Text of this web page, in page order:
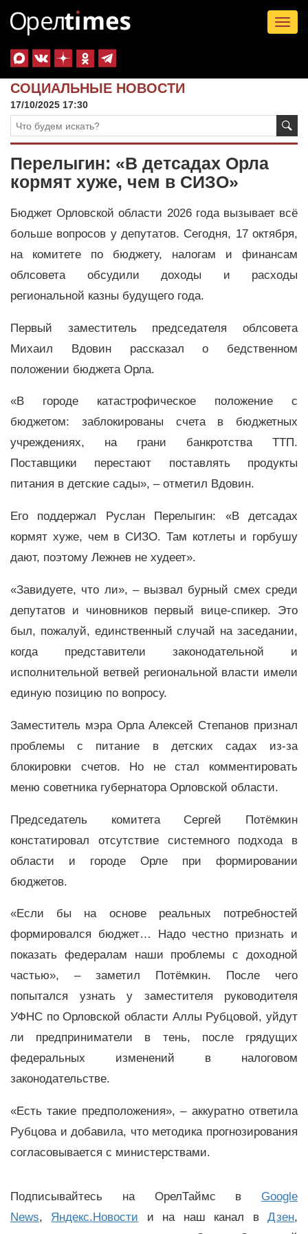
СОЦИАЛЬНЫЕ НОВОСТИ
17/10/2025 17:30
Перелыгин: «В детсадах Орла
кормят хуже, чем в СИЗО»
Бюджет Орловской области 2026 года вызывает всё
больше вопросов у депутатов. Сегодня, 17 октября,
на комитете по бюджету, налогам и финансам
облсовета обсудили доходы и расходы
региональной казны будущего года.
Первый заместитель председателя облсовета
Михаил Вдовин рассказал о бедственном
положении бюджета Орла.
«В городе катастрофическое положение с
бюджетом: заблокированы счета в бюджетных
учреждениях, на грани банкротства ТТП.
Поставщики перестают поставлять продукты
питания в детские сады», – отметил Вдовин.
Его поддержал Руслан Перелыгин: «В детсадах
кормят хуже, чем в СИЗО. Там котлеты и горбушу
дают, поэтому Лежнев не худеет».
«Завидуете, что ли», – вызвал бурный смех среди
депутатов и чиновников первый вице-спикер. Это
был, пожалуй, единственный случай на заседании,
когда представители законодательной и
исполнительной ветвей региональной власти имели
единую позицию по вопросу.
Заместитель мэра Орла Алексей Степанов признал
проблемы с питание в детских садах из-за
блокировки счетов. Но не стал комментировать
меню советника губернатора Орловской области.
Председатель комитета Сергей Потёмкин
констатировал отсутствие системного подхода в
области и городе Орле при формировании
бюджетов.
«Если бы на основе реальных потребностей
формировался бюджет… Надо честно признать и
показать федералам наши проблемы с доходной
частью», – заметил Потёмкин. После чего
попытался узнать у заместителя руководителя
УФНС по Орловской области Аллы Рубцовой, уйдут
ли предприниматели в тень, после грядущих
федеральных изменений в налоговом
законодательстве.
«Есть такие предположения», – аккуратно ответила
Рубцова и добавила, что методика прогнозирования
согласовывается с министерствами.
Подписывайтесь на ОрелТаймс в Google
News, Яндекс.Новости и на наш канал вДзен,